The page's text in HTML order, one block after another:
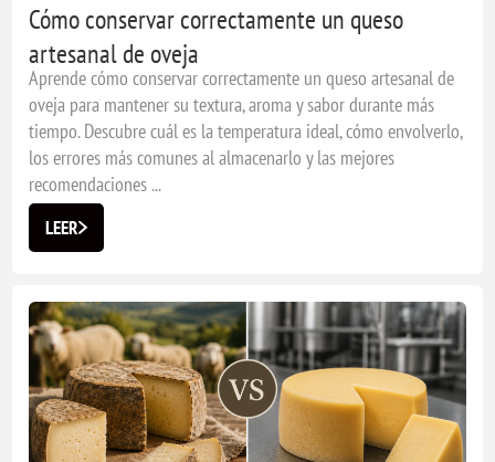
Cómo conservar correctamente un queso
artesanal de oveja
Aprende cómo conservar correctamente un queso artesanal de
oveja para mantener su textura, aroma y sabor durante más
tiempo. Descubre cuál es la temperatura ideal, cómo envolverlo,
los errores más comunes al almacenarlo y las mejores
recomendaciones ...
LEER